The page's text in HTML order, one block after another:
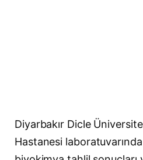
Diyarbakır Dicle
Hastanesi